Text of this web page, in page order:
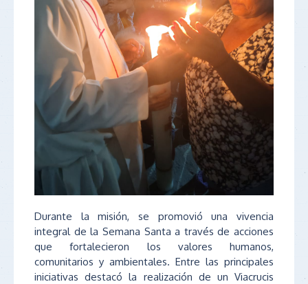
Durante la misión, se promovió una vivencia
integral de la Semana Santa a través de acciones
que fortalecieron los valores humanos,
comunitarios y ambientales. Entre las principales
iniciativas destacó la realización de un Viacrucis